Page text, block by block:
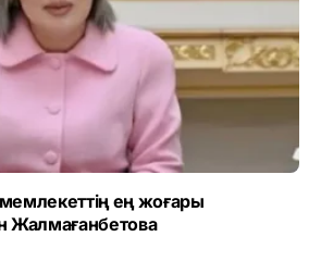
ең жоғары
Жалмағанбетова